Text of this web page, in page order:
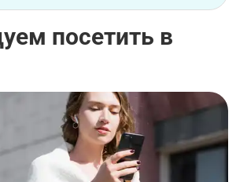
посетить в